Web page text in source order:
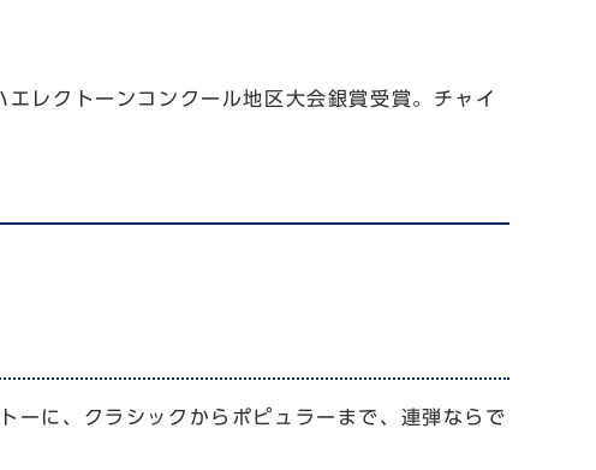
レクトーンコンクール地区大会銀賞受賞。チャイ
に、クラシックからポピュラーまで、連弾ならで